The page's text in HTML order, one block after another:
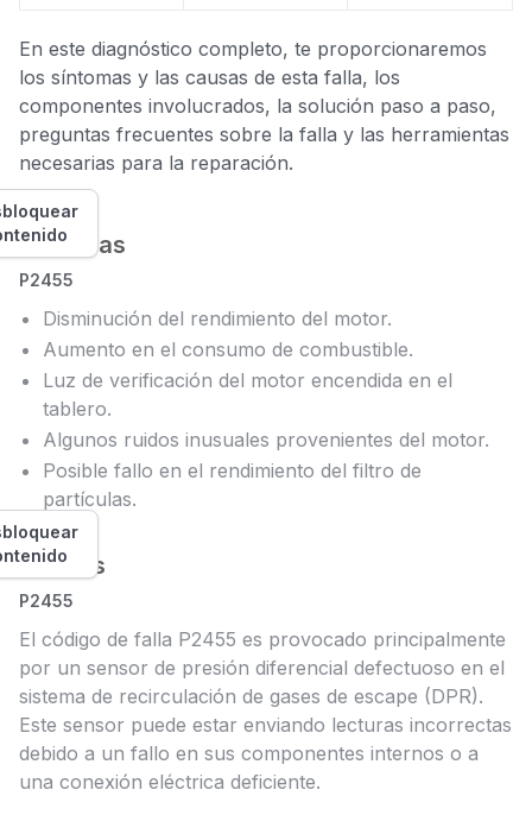
En este diagnóstico completo, te proporcionaremos
los síntomas y las causas de esta falla, los
componentes involucrados, la solución paso a paso,
preguntas frecuentes sobre la falla y las herramientas
necesarias para la reparación.
Síntomas
P2455
Disminución del rendimiento del motor.
Aumento en el consumo de combustible.
Luz de verificación del motor encendida en el
tablero.
Algunos ruidos inusuales provenientes del motor.
Posible fallo en el rendimiento del filtro de
partículas.
Causas
P2455
El código de falla P2455 es provocado principalmente
por un sensor de presión diferencial defectuoso en el
sistema de recirculación de gases de escape (DPR).
Este sensor puede estar enviando lecturas incorrectas
debido a un fallo en sus componentes internos o a
una conexión eléctrica deficiente.